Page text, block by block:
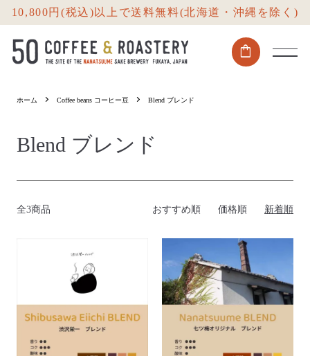
10,800円(税込)以上で送料無料(北海道・沖縄を除く)
shopping_bag
ホーム Coffee beans コーヒー豆 Blend ブレンド
Blend ブレンド
全3商品 おすすめ順 価格順 新着順